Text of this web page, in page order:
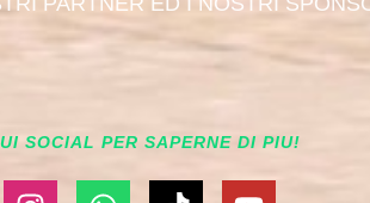
SOCIAL PER SAPERNE DI PIU!